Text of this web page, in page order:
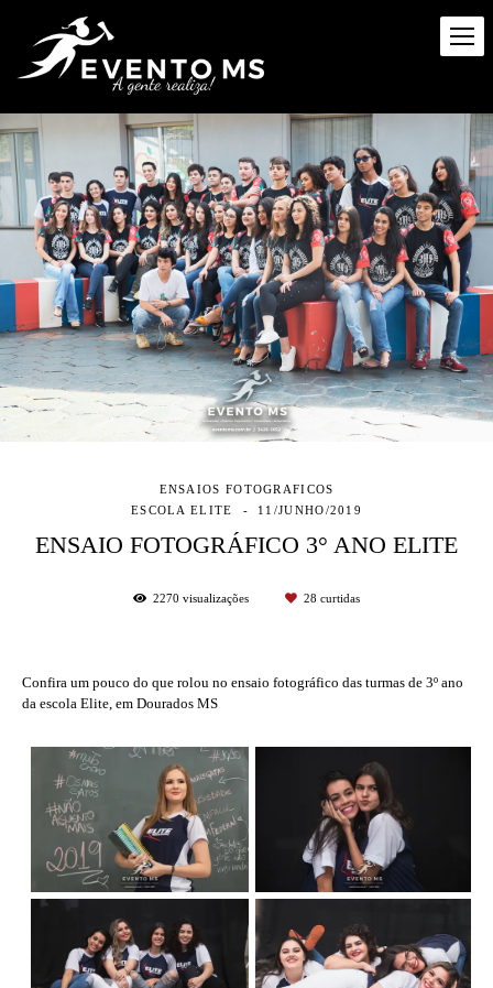
ENSAIOS FOTOGRAFICOS
ESCOLA ELITE
11/JUNHO/2019
ENSAIO FOTOGRÁFICO 3° ANO ELITE
2270 visualizações 28 curtidas
Confira um pouco do que rolou no ensaio fotográfico das turmas de 3º ano
da escola Elite, em Dourados MS